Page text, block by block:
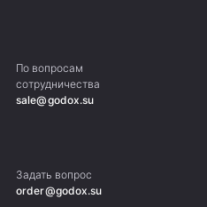
По вопросам
сотрудничества
sale@godox.su
Задать вопрос
order@godox.su